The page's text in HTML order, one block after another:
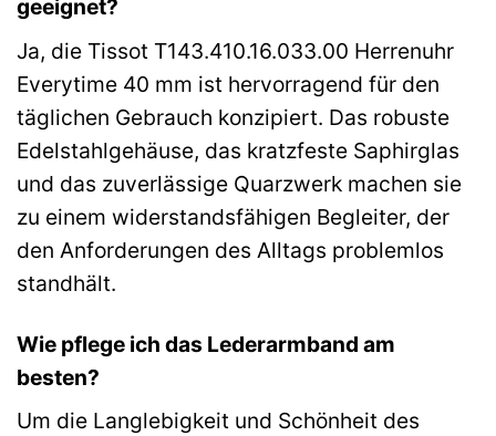
geeignet?
Ja, die Tissot T143.410.16.033.00 Herrenuhr
Everytime 40 mm ist hervorragend für den
täglichen Gebrauch konzipiert. Das robuste
Edelstahlgehäuse, das kratzfeste Saphirglas
und das zuverlässige Quarzwerk machen sie
zu einem widerstandsfähigen Begleiter, der
den Anforderungen des Alltags problemlos
standhält.
Wie pflege ich das Lederarmband am
besten?
Um die Langlebigkeit und Schönheit des